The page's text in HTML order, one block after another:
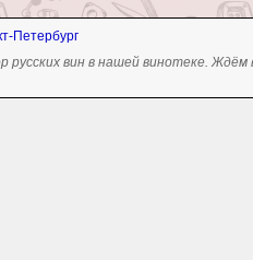
Петербург
русских вин в нашей винотеке. Ждём